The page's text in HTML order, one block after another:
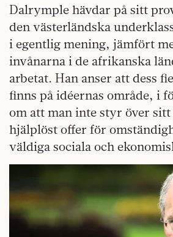
Dalrymple hävdar på sitt
den västerländska
i egentlig mening, jämfört
invånarna i de afrikanska
arbetat. Han anser att dess
finns på idéernas område, i
om att man inte styr över
hjälplöst offer för
väldiga sociala och